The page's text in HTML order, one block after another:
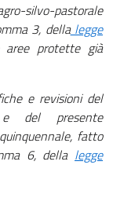
silvo-pastorale
3, dellalegge
aree protette già
e revisioni del
e del presente
fatto
6, della legge